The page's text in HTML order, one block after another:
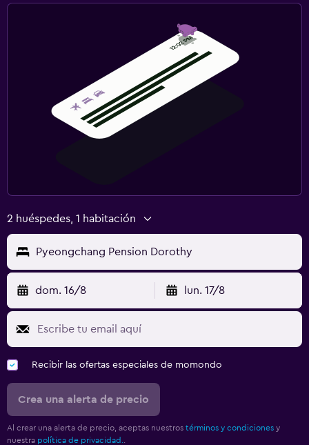
2 huéspedes, 1 habitación
Pyeongchang Pension Dorothy
dom. 16/8 lun. 17/8
Recibir las ofertas especiales de momondo
Crea una alerta de precio
Al crear una alerta de precio, aceptas nuestros términos y condiciones y
nuestra política de privacidad.